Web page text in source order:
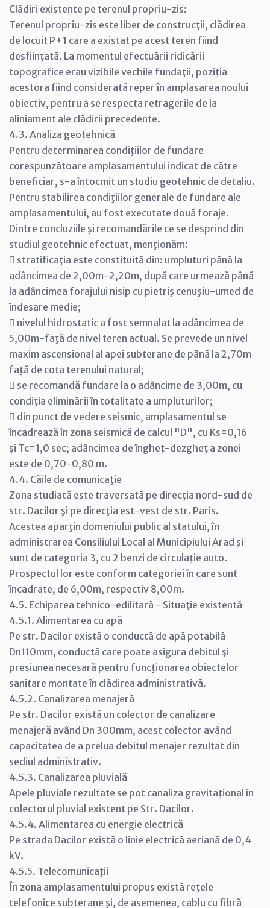
Clădiri existente pe terenul propriu-zis:
Terenul propriu-zis este liber de construcţii, clădirea
de locuit P+1 care a existat pe acest teren fiind
desfiinţată. La momentul efectuării ridicării
topografice erau vizibile vechile fundaţii, poziţia
acestora fiind considerată reper în amplasarea noului
obiectiv, pentru a se respecta retragerile de la
aliniament ale clădirii precedente.
4.3. Analiza geotehnică
Pentru determinarea condiţiilor de fundare
corespunzătoare amplasamentului indicat de către
beneficiar, s-a întocmit un studiu geotehnic de detaliu.
Pentru stabilirea condiţiilor generale de fundare ale
amplasamentului, au fost executate două foraje.
Dintre concluziile şi recomandările ce se desprind din
studiul geotehnic efectuat, menţionăm:
 stratificaţia este constituită din: umpluturi până la
adâncimea de 2,00m-2,20m, după care urmează până
la adâncimea forajului nisip cu pietriş cenuşiu-umed de
îndesare medie;
 nivelul hidrostatic a fost semnalat la adâncimea de
5,00m-faţă de nivel teren actual. Se prevede un nivel
maxim ascensional al apei subterane de până la 2,70m
faţă de cota terenului natural;
 se recomandă fundare la o adâncime de 3,00m, cu
condiţia eliminării în totalitate a umpluturilor;
 din punct de vedere seismic, amplasamentul se
încadrează în zona seismică de calcul "D", cu Ks=0,16
şi Tc=1,0 sec; adâncimea de îngheţ-dezgheţ a zonei
este de 0,70-0,80 m.
4.4. Căile de comunicaţie
Zona studiată este traversată pe direcţia nord-sud de
str. Dacilor şi pe direcţia est-vest de str. Paris.
Acestea aparţin domeniului public al statului, în
administrarea Consiliului Local al Municipiului Arad şi
sunt de categoria 3, cu 2 benzi de circulaţie auto.
Prospectul lor este conform categoriei în care sunt
încadrate, de 6,00m, respectiv 8,00m.
4.5. Echiparea tehnico-edilitară - Situaţie existentă
4.5.1. Alimentarea cu apă
Pe str. Dacilor există o conductă de apă potabilă
Dn110mm, conductă care poate asigura debitul şi
presiunea necesară pentru funcţionarea obiectelor
sanitare montate în clădirea administrativă.
4.5.2. Canalizarea menajeră
Pe str. Dacilor există un colector de canalizare
menajeră având Dn 300mm, acest colector având
capacitatea de a prelua debitul menajer rezultat din
sediul administrativ.
4.5.3. Canalizarea pluvială
Apele pluviale rezultate se pot canaliza gravitaţional în
colectorul pluvial existent pe Str. Dacilor.
4.5.4. Alimentarea cu energie electrică
Pe strada Dacilor există o linie electrică aeriană de 0,4
kV.
4.5.5. Telecomunicaţii
În zona amplasamentului propus există reţele
telefonice subterane şi, de asemenea, cablu cu fibră